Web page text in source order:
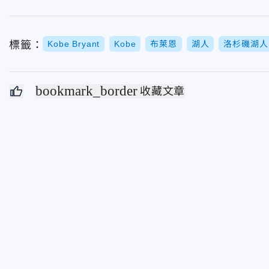
標籤： Kobe Bryant Kobe 布萊恩 湖人 洛杉磯湖人
bookmark_border 收藏文章